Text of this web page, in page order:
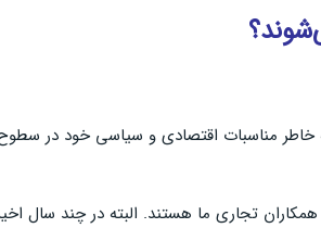
مناسبات اقتصادی و سیاسی خود در سطوح
همکاران تجاری ما هستند. البته در چند